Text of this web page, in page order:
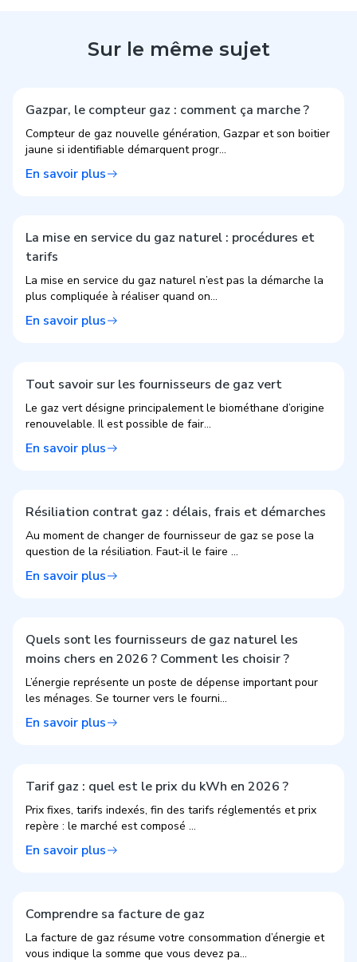
Sur le même sujet
Gazpar, le compteur gaz : comment ça marche ?
Compteur de gaz nouvelle génération, Gazpar et son boitier
jaune si identifiable démarquent progr...
En savoir plus
La mise en service du gaz naturel : procédures et
tarifs
La mise en service du gaz naturel n’est pas la démarche la
plus compliquée à réaliser quand on...
En savoir plus
Tout savoir sur les fournisseurs de gaz vert
Le gaz vert désigne principalement le biométhane d’origine
renouvelable. Il est possible de fair...
En savoir plus
Résiliation contrat gaz : délais, frais et démarches
Au moment de changer de fournisseur de gaz se pose la
question de la résiliation. Faut-il le faire ...
En savoir plus
Quels sont les fournisseurs de gaz naturel les
moins chers en 2026 ? Comment les choisir ?
L’énergie représente un poste de dépense important pour
les ménages. Se tourner vers le fourni...
En savoir plus
Tarif gaz : quel est le prix du kWh en 2026 ?
Prix fixes, tarifs indexés, fin des tarifs réglementés et prix
repère : le marché est composé ...
En savoir plus
Comprendre sa facture de gaz
La facture de gaz résume votre consommation d’énergie et
vous indique la somme que vous devez pa...